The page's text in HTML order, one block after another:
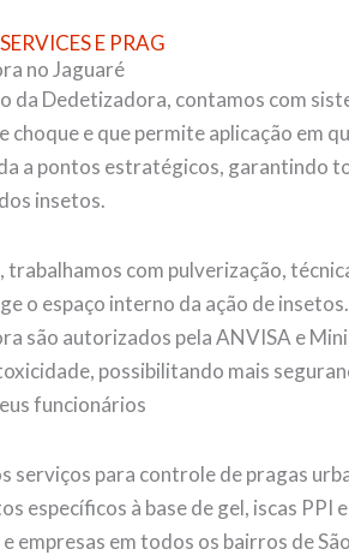
E PRAG
no Jaguaré
da Dedetizadora, contamos com
choque e que permite aplicação em
a pontos estratégicos, garantindo
insetos.
trabalhamos com pulverização,
o espaço interno da ação de
são autorizados pela ANVISA e
possibilitando mais
funcionários
serviços para controle de pragas
específicos à base de gel, iscas PPI
empresas em todos os bairros de